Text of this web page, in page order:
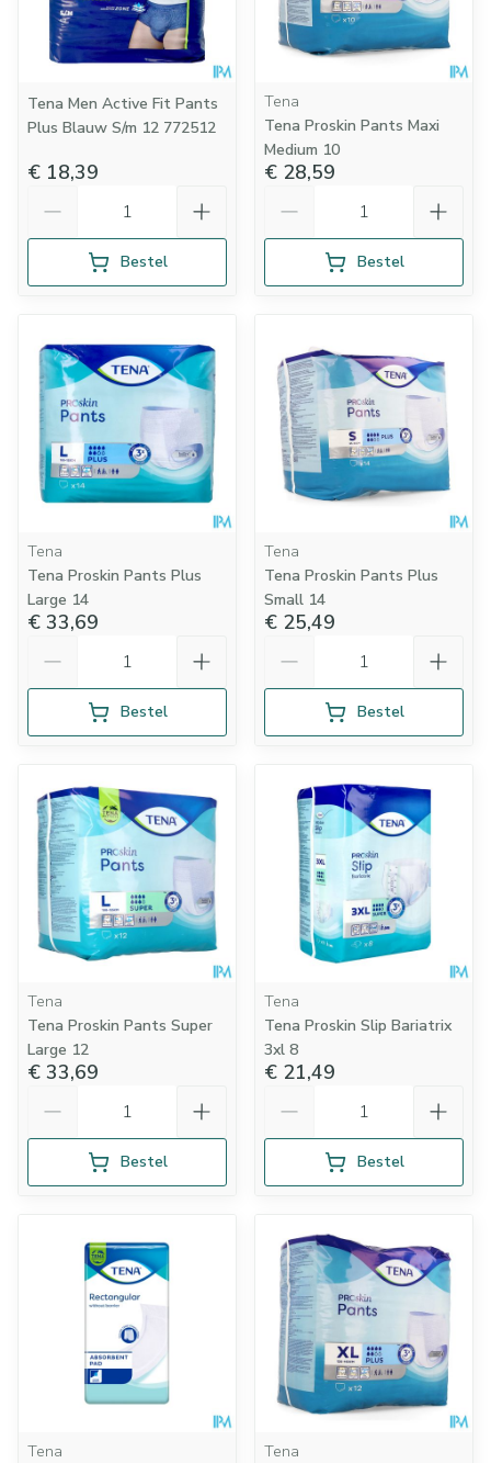
Tena Men Active Fit Pants
Plus Blauw S/m 12 772512
€ 18,39
Bestel
Tena
Tena Proskin Pants Maxi
Medium 10
€ 28,59
Bestel
Tena
Tena Proskin Pants Plus
Large 14
€ 33,69
Bestel
Tena
Tena Proskin Pants Plus
Small 14
€ 25,49
Bestel
Tena
Tena Proskin Pants Super
Large 12
€ 33,69
Bestel
Tena
Tena Proskin Slip Bariatrix
3xl 8
€ 21,49
Bestel
Tena
Tena